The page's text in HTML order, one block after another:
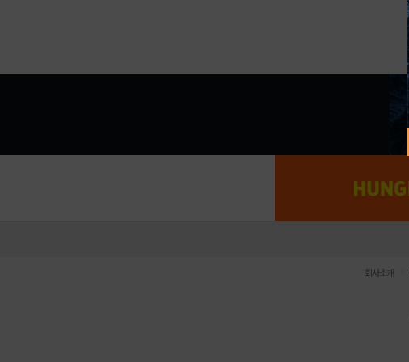
회사소개